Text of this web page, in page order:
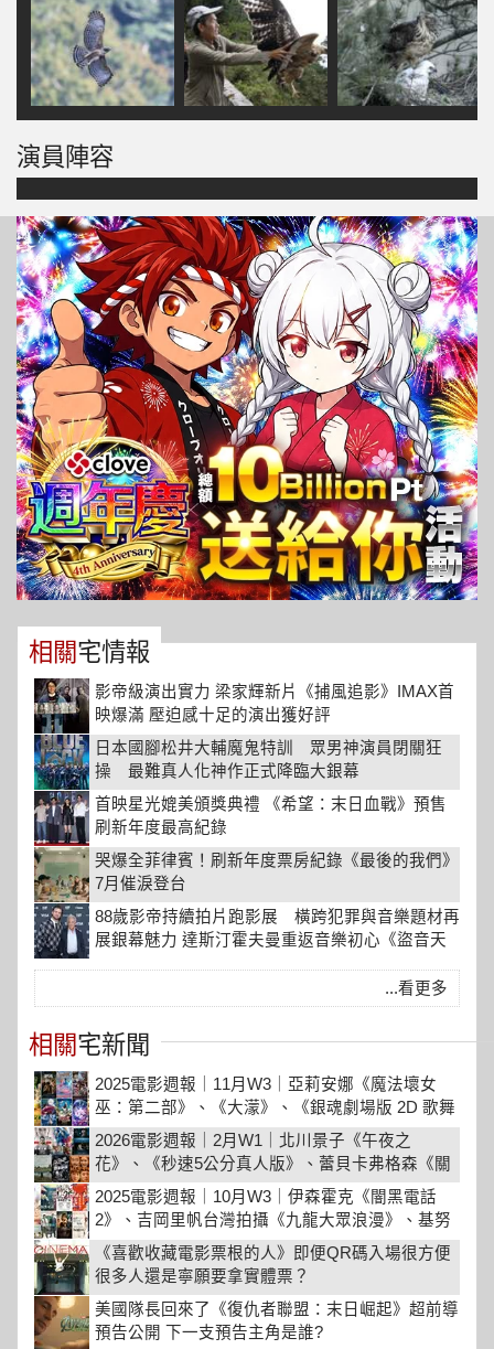
演員陣容
相關宅情報
影帝級演出實力 梁家輝新片《捕風追影》IMAX首
映爆滿 壓迫感十足的演出獲好評
日本國腳松井大輔魔鬼特訓 眾男神演員閉關狂
操 最難真人化神作正式降臨大銀幕
首映星光媲美頒獎典禮 《希望：末日血戰》預售
刷新年度最高紀錄
哭爆全菲律賓！刷新年度票房紀錄《最後的我們》
7月催淚登台
88歲影帝持續拍片跑影展 橫跨犯罪與音樂題材再
展銀幕魅力 達斯汀霍夫曼重返音樂初心《盜音天
...看更多
相關宅新聞
2025電影週報｜11月W3｜亞莉安娜《魔法壞女
巫：第二部》、《大濛》、《銀魂劇場版 2D 歌舞
伎町四天王篇》登場
2026電影週報｜2月W1｜北川景子《午夜之
花》、《秒速5公分真人版》、蕾貝卡弗格森《關
鍵公敵》上映
2025電影週報｜10月W3｜伊森霍克《闇黑電話
2》、吉岡里帆台灣拍攝《九龍大眾浪漫》、基努
李維《捍衛天使》強檔新片登場
《喜歡收藏電影票根的人》即便QR碼入場很方便
很多人還是寧願要拿實體票？
美國隊長回來了《復仇者聯盟：末日崛起》超前導
預告公開 下一支預告主角是誰?